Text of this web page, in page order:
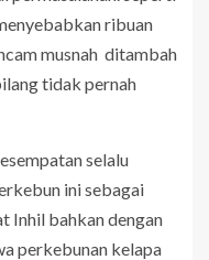
ribuan
musnah ditambah
tidak pernah
selalu
ini sebagai
Inhil bahkan dengan
perkebunan kelapa